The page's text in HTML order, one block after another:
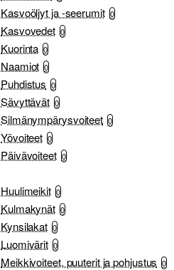
Kasvoöljyt ja -seerumit 0
Kasvovedet 0
Kuorinta 0
Naamiot 0
Puhdistus 0
Sävyttävät 0
Silmänympärysvoiteet 0
Yövoiteet 0
Päivävoiteet 0
Huulimeikit 0
Kulmakynät 0
Kynsilakat 0
Luomivärit 0
Meikkivoiteet, puuterit ja pohjustus 0